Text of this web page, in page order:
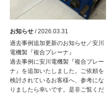
お知らせ / 2026.03.31
過去事例追加更新のお知らせ／安川
電機製『複合プレーナ』
過去事例に安川電機製『複合プレー
ナ』を追加いたしました。ご依頼を
検討されているお客様へ、参考にな
りましたら幸いです。是非ご覧くだ